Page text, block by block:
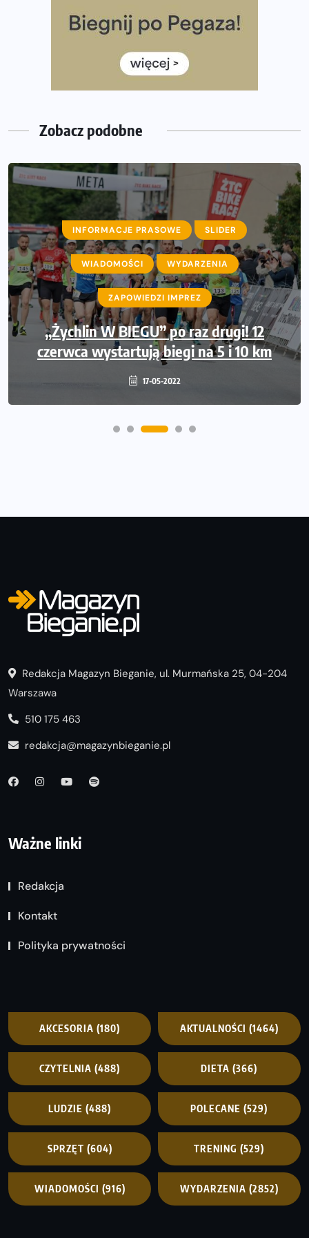
Ile razy w tygodniu biegać? 3 treningi wystarczą? Jak
często biegać, żeby robić postępy
Już w ten weekend! Przed nami Nocny Portowy Maraton
i Półmaraton Szczeciński. Wszystko, co warto wiedzieć
Zobacz podobne
INFORMACJE PRASOWE SLIDER
WIADOMOŚCI WYDARZENIA
ZAPOWIEDZI IMPREZ
„Żychlin W BIEGU” po raz drugi! 12
czerwca wystartują biegi na 5 i 10 km
17-05-2022
AKTUALNOŚCI INFORMACJE PRASOWE
WIADOMOŚCI WYDARZENIA
Międzynarodowe gwiazdy lekkiej atletyki
na Poznań Athletics Grand Prix!
09-05-2022
Redakcja Magazyn Bieganie, ul. Murmańska 25, 04-204
Warszawa
510 175 463
redakcja@magazynbieganie.pl
Ważne linki
Redakcja
Kontakt
Polityka prywatności
AKCESORIA (180) AKTUALNOŚCI (1464)
CZYTELNIA (488) DIETA (366)
LUDZIE (488) POLECANE (529)
SPRZĘT (604) TRENING (529)
WIADOMOŚCI (916) WYDARZENIA (2852)